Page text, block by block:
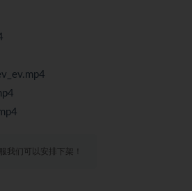
我们可以安排下架！